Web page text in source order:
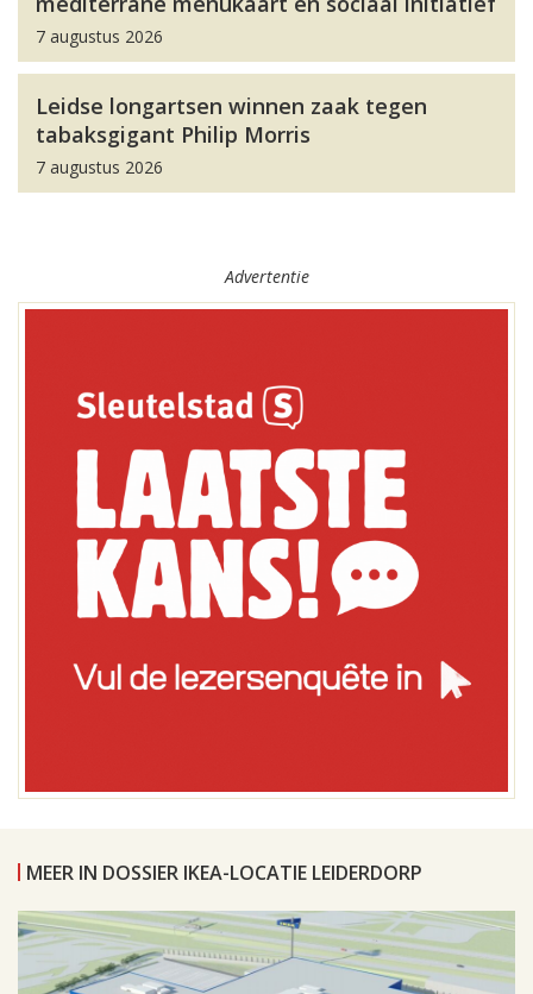
7 augustus 2026
Leidse longartsen winnen zaak tegen
tabaksgigant Philip Morris
7 augustus 2026
Advertentie
MEER IN DOSSIER IKEA-LOCATIE LEIDERDORP